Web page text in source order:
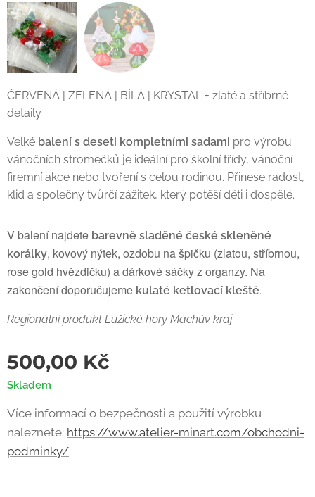
ČERVENÁ | ZELENÁ | BÍLÁ | KRYSTAL + zlaté a stříbrné
detaily
Velké balení s deseti kompletními sadami pro výrobu
vánočních stromečků je ideální pro školní třídy, vánoční
firemní akce nebo tvoření s celou rodinou. Přinese radost,
klid a společný tvůrčí zážitek, který potěší děti i dospělé.
V balení najdete barevně sladěné české skleněné
korálky, kovový nýtek, ozdobu na špičku (zlatou, stříbrnou,
rose gold hvězdičku) a dárkové sáčky z organzy. Na
zakončení doporučujeme kulaté ketlovací kleště.
Regionální produkt Lužické hory Máchův kraj
500,00 Kč
Skladem
Více informací o bezpečnosti a použití výrobku
naleznete: https://www.atelier-minart.com/obchodni-
podminky/